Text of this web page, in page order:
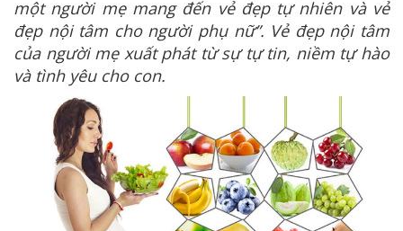
một người mẹ mang đến vẻ đẹp tự nhiên và vẻ
đẹp nội tâm cho người phụ nữ”. Vẻ đẹp nội tâm
của người mẹ xuất phát từ sự tự tin, niềm tự hào
và tình yêu cho con.